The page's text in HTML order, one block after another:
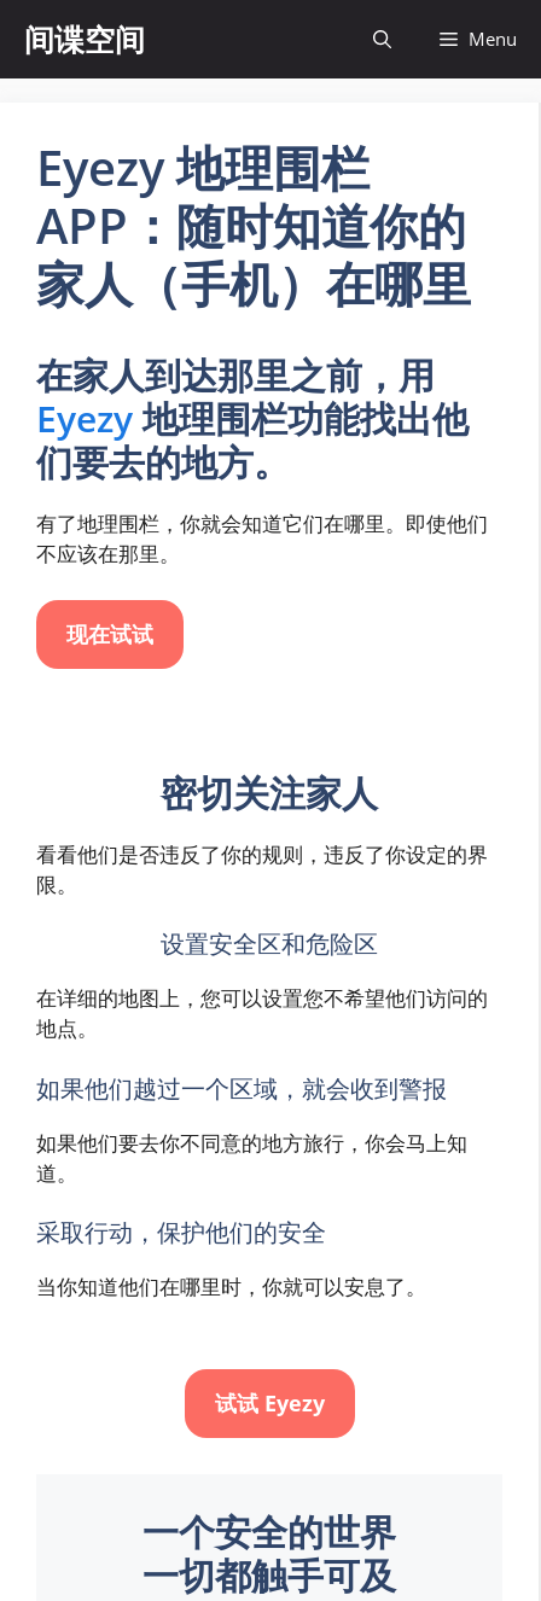
content
间谍空间 Menu
Eyezy 地理围栏
APP：随时知道你的
家人（手机）在哪里
在家人到达那里之前，用
Eyezy地理围栏功能找出他
们要去的地方。
有了地理围栏，你就会知道它们在哪里。即使他们
不应该在那里。
现在试试
密切关注家人
看看他们是否违反了你的规则，违反了你设定的界
限。
设置安全区和危险区
在详细的地图上，您可以设置您不希望他们访问的
地点。
如果他们越过一个区域，就会收到警报
如果他们要去你不同意的地方旅行，你会马上知
道。
采取行动，保护他们的安全
当你知道他们在哪里时，你就可以安息了。
试试 Eyezy
一个安全的世界
一切都触手可及